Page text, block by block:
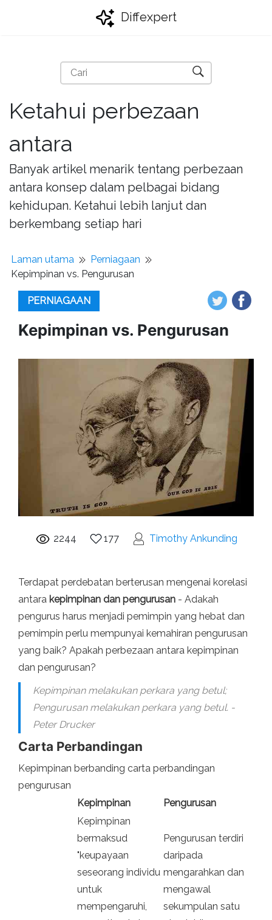
Diffexpert
Ketahui perbezaan
antara
Banyak artikel menarik tentang perbezaan
antara konsep dalam pelbagai bidang
kehidupan. Ketahui lebih lanjut dan
berkembang setiap hari
Laman utama
Perniagaan
Kepimpinan vs. Pengurusan
PERNIAGAAN
Kepimpinan vs. Pengurusan
2244 177 Timothy Ankunding
Terdapat perdebatan berterusan mengenai korelasi
antara kepimpinan dan pengurusan - Adakah
pengurus harus menjadi pemimpin yang hebat dan
pemimpin perlu mempunyai kemahiran pengurusan
yang baik? Apakah perbezaan antara kepimpinan
dan pengurusan?
Kepimpinan melakukan perkara yang betul;
Pengurusan melakukan perkara yang betul. -
Peter Drucker
Carta Perbandingan
Kepimpinan berbanding carta perbandingan
pengurusan
Kepimpinan
Pengurusan
Kepimpinan
bermaksud
"keupayaan
seseorang individu
untuk
mempengaruhi,
Pengurusan terdiri
daripada
mengarahkan dan
mengawal
sekumpulan satu